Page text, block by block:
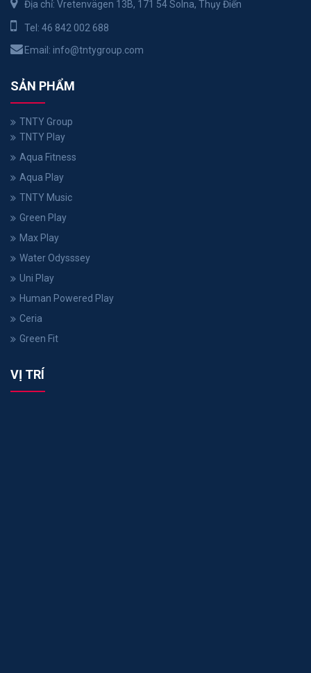
Địa chỉ: Vretenvägen 13B, 171 54 Solna, Thụy Điển
Tel: 46 842 002 688
Email: info@tntygroup.com
SẢN PHẨM
TNTY Group
TNTY Play
Aqua Fitness
Aqua Play
TNTY Music
Green Play
Max Play
Water Odysssey
Uni Play
Human Powered Play
Ceria
Green Fit
VỊ TRÍ